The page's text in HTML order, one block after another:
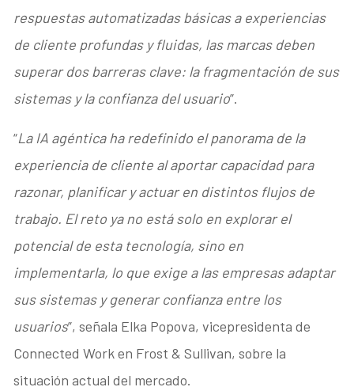
respuestas automatizadas básicas a experiencias
de cliente profundas y fluidas, las marcas deben
superar dos barreras clave: la fragmentación de sus
sistemas y la confianza del usuario”.
“La IA agéntica ha redefinido el panorama de la
experiencia de cliente al aportar capacidad para
razonar, planificar y actuar en distintos flujos de
trabajo. El reto ya no está solo en explorar el
potencial de esta tecnología, sino en
implementarla, lo que exige a las empresas adaptar
sus sistemas y generar confianza entre los
usuarios”, señala Elka Popova, vicepresidenta de
Connected Work en Frost & Sullivan, sobre la
situación actual del mercado.